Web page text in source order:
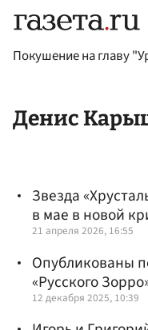
Покушение на главу
Денис
Звезда
в мае в новой
21 апреля 2026, 16:55
Опубликованы
«Русского
12 декабря 2025, 10:39